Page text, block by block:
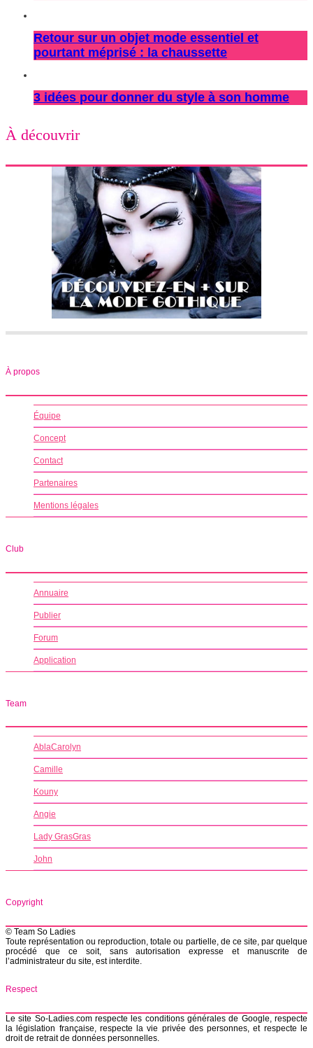
Retour sur un objet mode essentiel et
pourtant méprisé : la chaussette
3 idées pour donner du style à son homme
À découvrir
À propos
Équipe
Concept
Contact
Partenaires
Mentions légales
Club
Annuaire
Publier
Forum
Application
Team
AblaCarolyn
Camille
Kouny
Angie
Lady GrasGras
John
Copyright
© Team So Ladies
Toute représentation ou reproduction, totale ou partielle, de ce site, par quelque
procédé que ce soit, sans autorisation expresse et manuscrite de
l’administrateur du site, est interdite.
Respect
Le site So-Ladies.com respecte les conditions générales de Google, respecte
la législation française, respecte la vie privée des personnes, et respecte le
droit de retrait de données personnelles.